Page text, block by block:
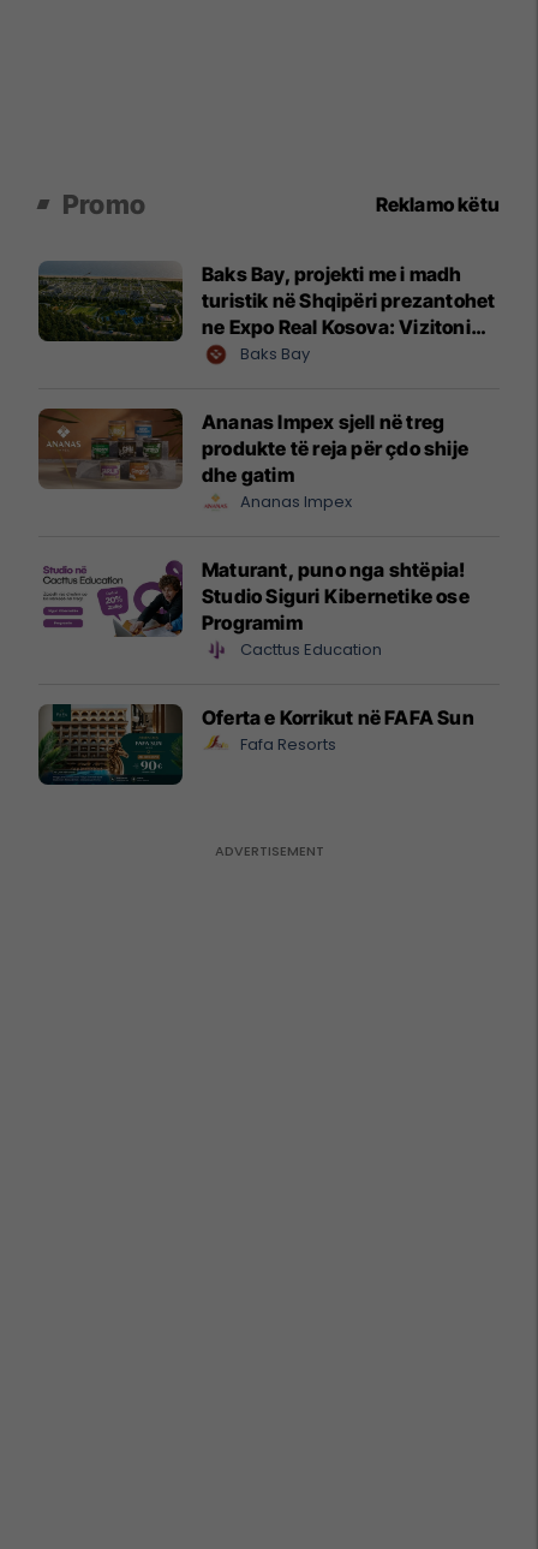
Promo Reklamo këtu
Baks Bay, projekti me i madh
turistik në Shqipëri prezantohet
ne Expo Real Kosova: Vizitoni
shtandin dhe zbuloni
Baks Bay
Ananas Impex sjell në treg
produkte të reja për çdo shije
dhe gatim
Ananas Impex
Maturant, puno nga shtëpia!
Studio Siguri Kibernetike ose
Programim
Cacttus Education
Oferta e Korrikut në FAFA Sun
Fafa Resorts